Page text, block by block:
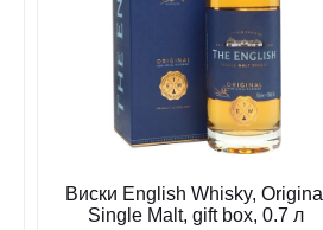
Виски English Whisky, Original
Single Malt, gift box, 0.7 л